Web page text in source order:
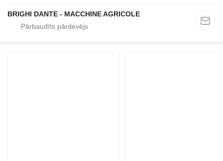
BRIGHI DANTE - MACCHINE AGRICOLE